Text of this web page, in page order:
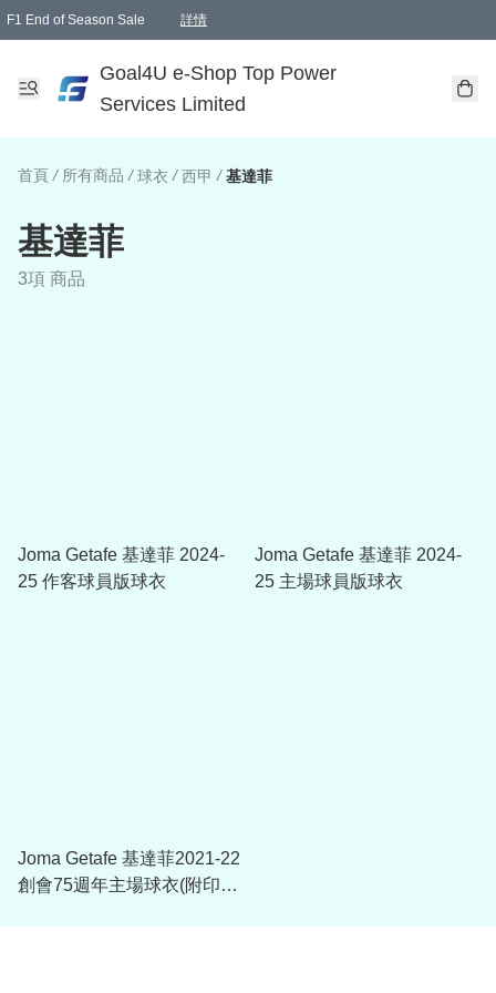
F1 End of Season Sale 詳情
Goal4U e-Shop Top Power
Services Limited
首頁 / 所有商品 / 球衣 / 西甲 / 基達菲
基達菲
3項 商品
Joma Getafe 基達菲 2024-
25 作客球員版球衣
Joma Getafe 基達菲 2024-
25 主場球員版球衣
Joma Getafe 基達菲2021-22
創會75週年主場球衣(附印字